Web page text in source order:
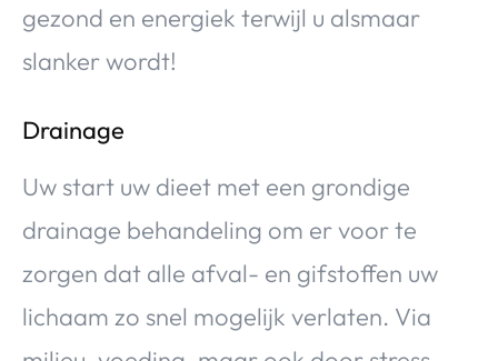
gezond en energiek terwijl u alsmaar
slanker wordt!
Drainage
Uw start uw dieet met een grondige
drainage behandeling om er voor te
zorgen dat alle afval- en gifstoffen uw
lichaam zo snel mogelijk verlaten. Via